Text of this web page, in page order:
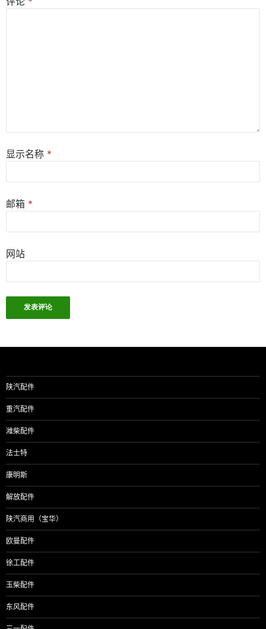
显示名称 *
邮箱 *
网站
陕汽配件
重汽配件
潍柴配件
法士特
康明斯
解放配件
陕汽商用（宝华）
欧曼配件
徐工配件
玉柴配件
东风配件